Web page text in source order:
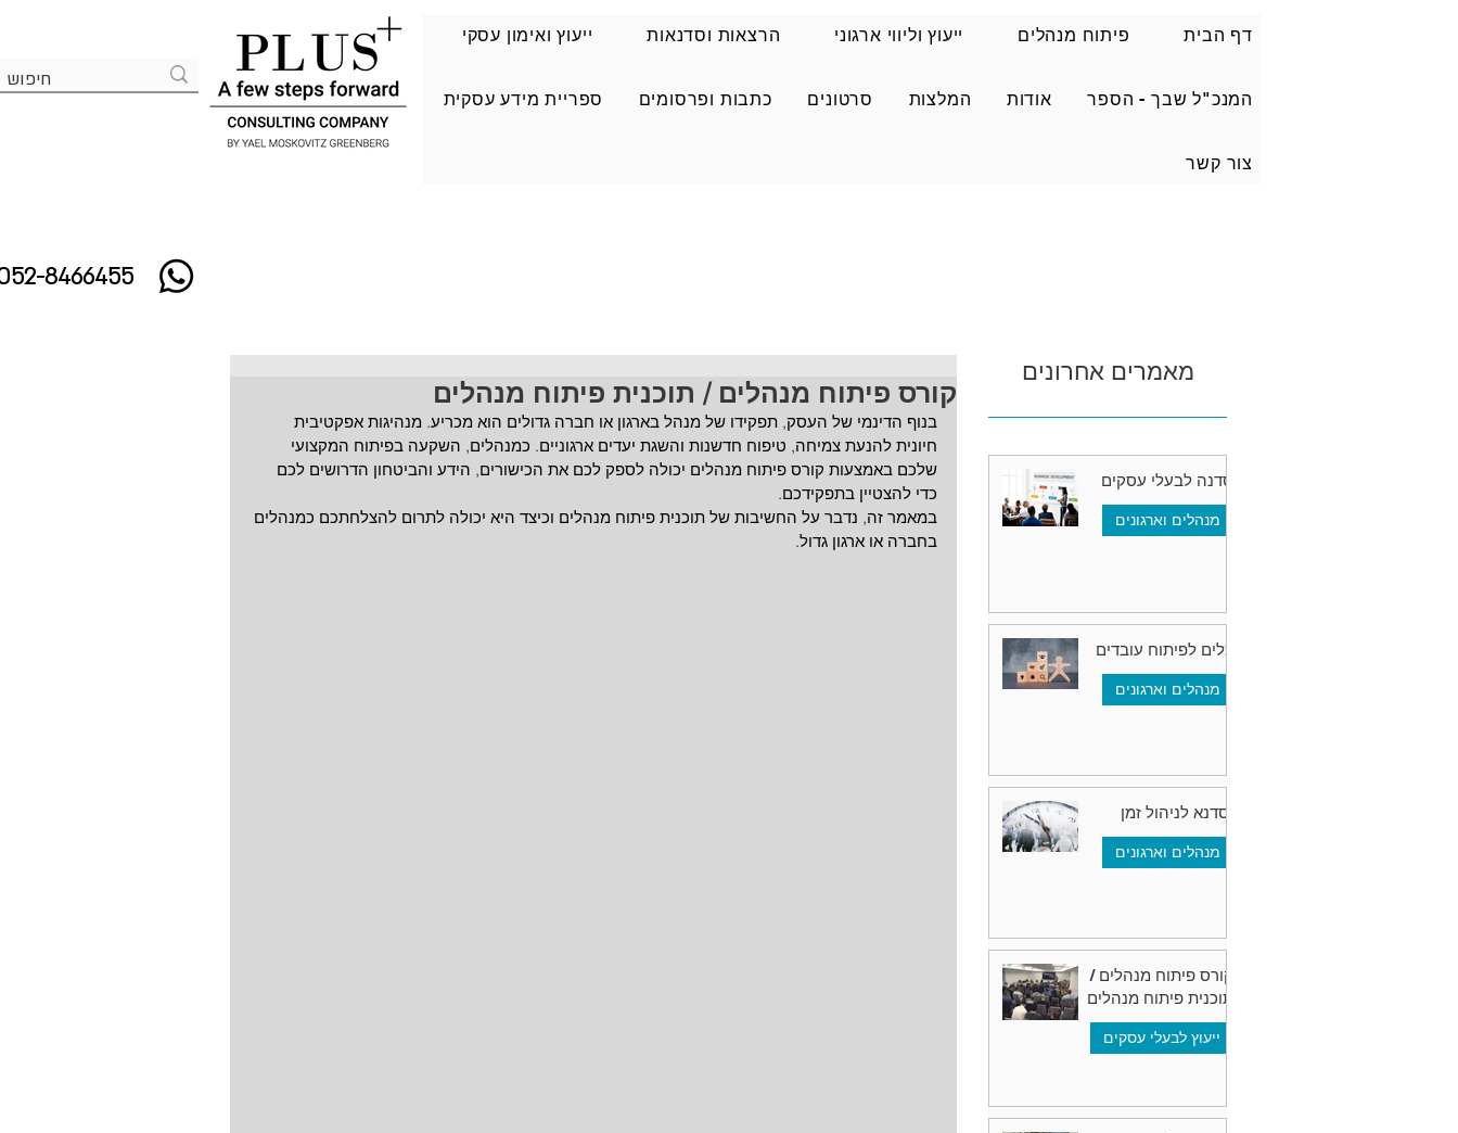
דף הבית פיתוח מנהלים ייעוץ וליווי ארגוני הרצאות וסדנאות ייעוץ ואימון עסקי
המנכ"ל שבך - הספר אודות המלצות סרטונים כתבות ופרסומים ספריית מידע עסקית
צור קשר
8466455
קורס פיתוח מנהלים / תוכנית פיתוח מנהלים
בנוף הדינמי של העסק, תפקידו של מנהל בארגון או חברה גדולים הוא מכריע. מנהיגות אפקטיבית
חיונית להנעת צמיחה, טיפוח חדשנות והשגת יעדים ארגוניים. כמנהלים, השקעה בפיתוח המקצועי
שלכם באמצעות קורס פיתוח מנהלים יכולה לספק לכם את הכישורים, הידע והביטחון הדרושים לכם
כדי להצטיין בתפקידכם.
במאמר זה, נדבר על החשיבות של תוכנית פיתוח מנהלים וכיצד היא יכולה לתרום להצלחתכם כמנהלים
בחברה או ארגון גדול.
מאמרים אחרונים
סדנה לבעלי עסקים
מנהלים וארגונים
כלים לפיתוח עובדים
מנהלים וארגונים
מנהלים וארגונים
קורס פיתוח מנהלים /
תוכנית פיתוח מנהלים
ייעוץ לבעלי עסקים